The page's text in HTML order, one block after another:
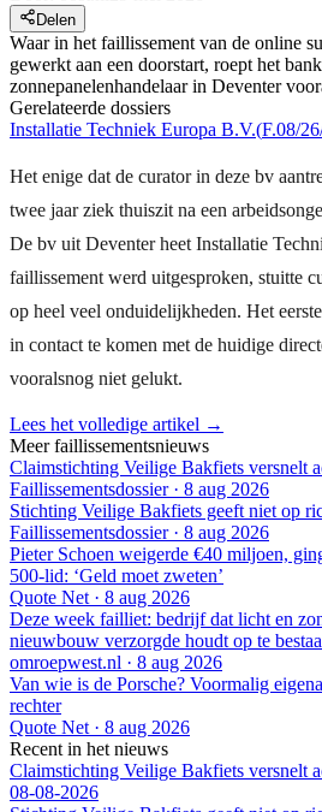
Delen
Waar in het faillissement van de online
gewerkt aan een doorstart, roept het
zonnepanelenhandelaar in Deventer
Gerelateerde dossiers
Installatie Techniek Europa B.V.(F.08/
Het enige dat de curator in deze bv
twee jaar ziek thuiszit na een
De bv uit Deventer heet Installatie
faillissement werd uitgesproken, stuitte
op heel veel onduidelijkheden. Het
in contact te komen met de huidige
vooralsnog niet gelukt.
Lees het volledige artikel →
Meer faillissementsnieuws
Claimstichting Veilige Bakfiets versnelt
Faillissementsdossier· 8 aug 2026
Stichting Veilige Bakfiets geeft niet op
Faillissementsdossier· 8 aug 2026
Pieter Schoen weigerde €40 miljoen,
500-lid: ‘Geld moet zweten’
Quote Net · 8 aug 2026
Deze week failliet: bedrijf dat licht en
nieuwbouw verzorgde houdt op te
omroepwest.nl · 8 aug 2026
Van wie is de Porsche? Voormalig
rechter
Quote Net · 8 aug 2026
Recent in het nieuws
Claimstichting Veilige Bakfiets versnelt
08-08-2026